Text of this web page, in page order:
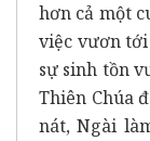
hơn cả một
việc vươn tới
sự sinh tồn
Thiên Chúa
nát, Ngài